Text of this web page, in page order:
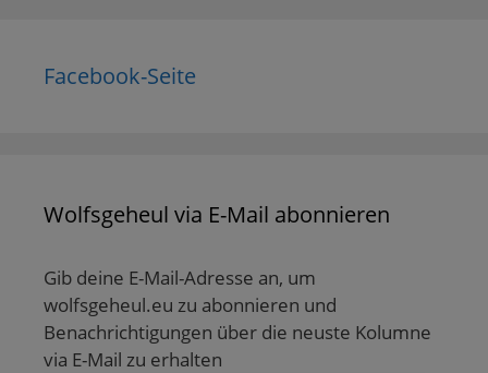
Facebook-Seite
Wolfsgeheul via E-Mail abonnieren
Gib deine E-Mail-Adresse an, um
wolfsgeheul.eu zu abonnieren und
Benachrichtigungen über die neuste Kolumne
via E-Mail zu erhalten